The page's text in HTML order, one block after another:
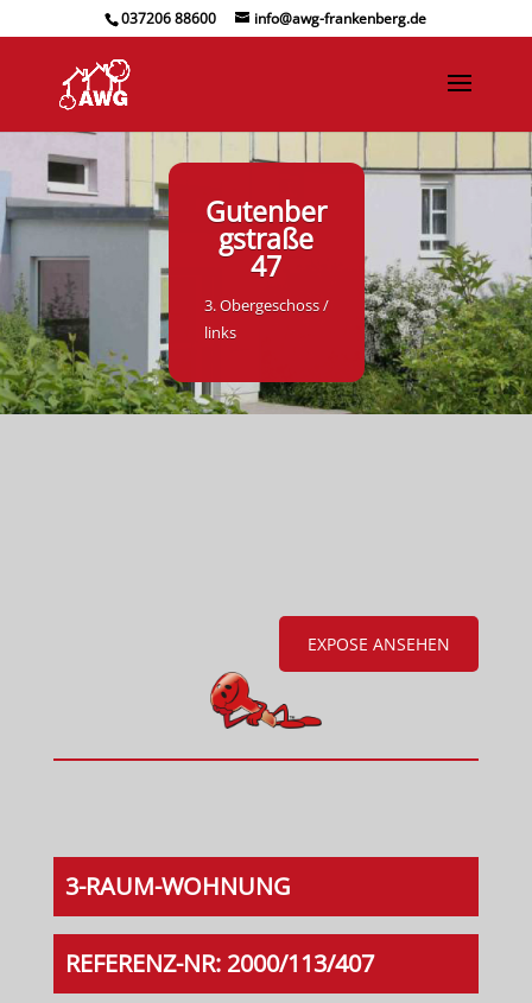
037206 88600 info@awg-frankenberg.de
Gutenber
gstraße
47
3. Obergeschoss /
links
EXPOSE ANSEHEN
3-RAUM-WOHNUNG
REFERENZ-NR: 2000/113/407